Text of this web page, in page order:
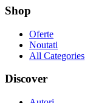
Shop
Oferte
Noutati
All Categories
Discover